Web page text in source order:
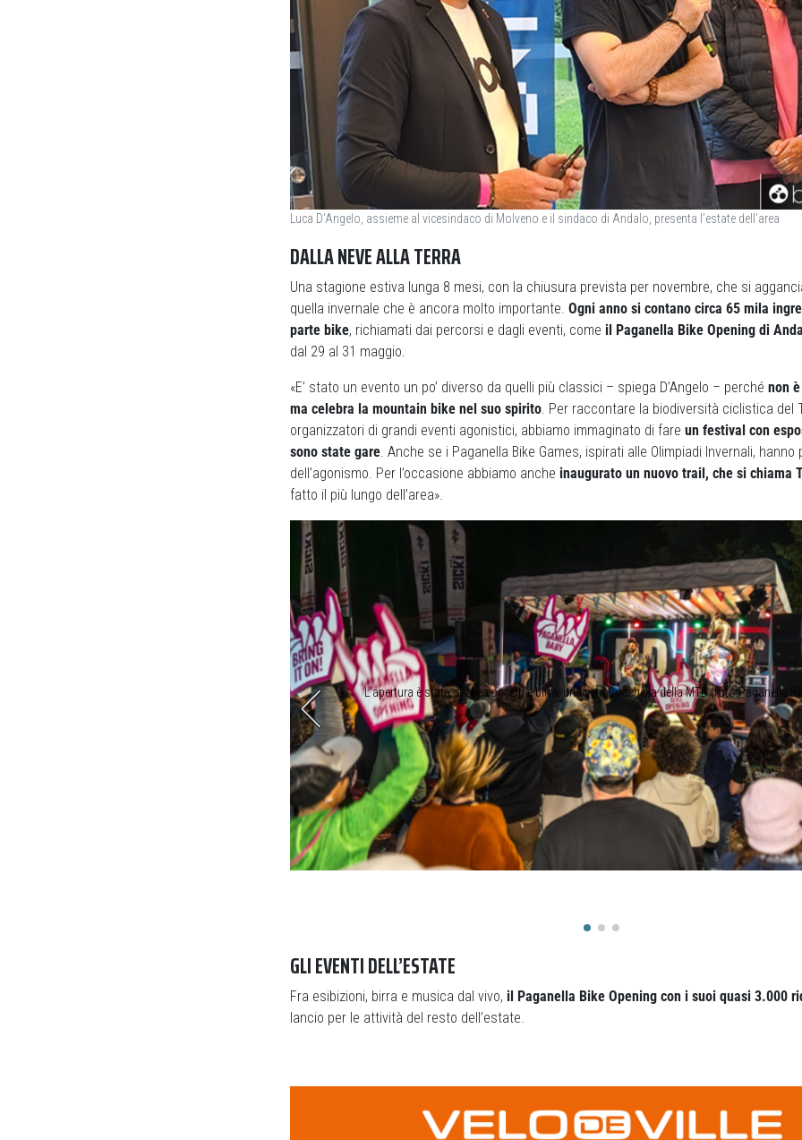
Luca D’Angelo, assieme al vicesindaco di Molveno e il sindaco di Andalo, presenta l’estate dell’area
DALLA NEVE ALLA TERRA
Una stagione estiva lunga 8 mesi, con la chiusura prevista per novembre, che si
quella invernale che è ancora molto importante. Ogni anno si contano circa 65 mila
parte bike, richiamati dai percorsi e dagli eventi, come il Paganella Bike Opening di
dal 29 al 31 maggio.
«E’ stato un evento un po’ diverso da quelli più classici – spiega D’Angelo – perché non
ma celebra la mountain bike nel suo spirito . Per raccontare la biodiversità ciclistica del
organizzatori di grandi eventi agonistici, abbiamo immaginato di fare un festival con
sono state gare . Anche se i Paganella Bike Games, ispirati alle Olimpiadi Invernali,
dell’agonismo. Per l’occasione abbiamo anche inaugurato un nuovo trail, che si chiama
fatto il più lungo dell’area».
L’apertura è stata anche concerti e birra: una vera Coachella della MTB (foto Paganella
GLI EVENTI DELL’ESTATE
Fra esibizioni, birra e musica dal vivo, il Paganella Bike Opening con i suoi quasi 3.000
lancio per le attività del resto dell’estate.